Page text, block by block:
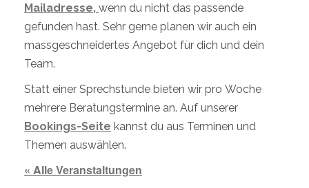
Mailadresse, wenn du nicht das passende
gefunden hast. Sehr gerne planen wir auch ein
massgeschneidertes Angebot für dich und dein
Team.
Statt einer Sprechstunde bieten wir pro Woche
mehrere Beratungstermine an. Auf unserer
Bookings-Seite kannst du aus Terminen und
Themen auswählen.
« Alle Veranstaltungen